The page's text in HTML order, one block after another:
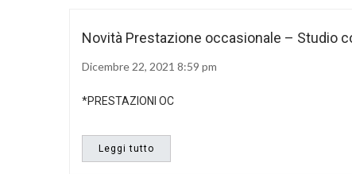
Novità Prestazione occasionale – Studio
Dicembre 22, 2021 8:59 pm
*PRESTAZIONI OC
Leggi tutto